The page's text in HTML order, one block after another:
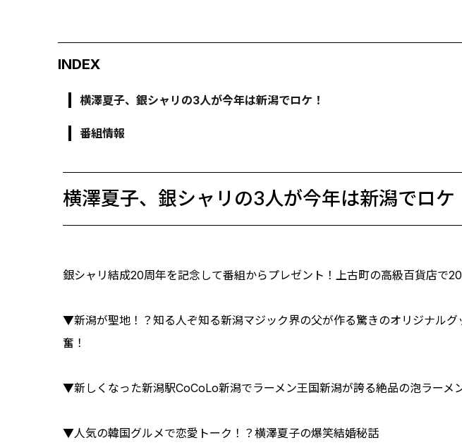
INDEX
横澤夏子、銀シャリの3人が今年は新潟でロケ！
番組情報
横澤夏子、銀シャリの3人が今年は新潟でロケ
銀シャリ結成20周年を記念して番組からプレゼント！上古町の高級百貨店で
▼新潟が聖地！？知る人ぞ知る新潟マジック界の父が作る驚きのオリジナル
奮！
▼新しくなった新潟駅CoCoLo新潟でラーメン王国新潟が誇る絶品の泡ラーメ
▼人気の韓国グルメで恋愛トーク！？横澤夏子の爆笑結婚秘話